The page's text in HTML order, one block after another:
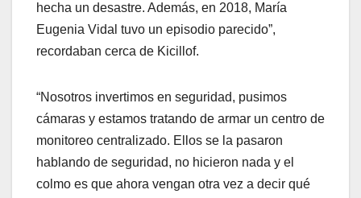
hecha un desastre. Además, en 2018, María
Eugenia Vidal tuvo un episodio parecido”,
recordaban cerca de Kicillof.
“Nosotros invertimos en seguridad, pusimos
cámaras y estamos tratando de armar un centro de
monitoreo centralizado. Ellos se la pasaron
hablando de seguridad, no hicieron nada y el
colmo es que ahora vengan otra vez a decir qué